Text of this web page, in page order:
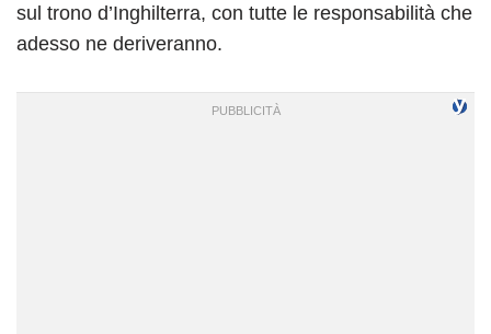
sul trono d’Inghilterra, con tutte le responsabilità che
adesso ne deriveranno.